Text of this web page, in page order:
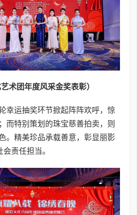
术团年度风采金奖表彰）
幸运抽奖环节掀起阵阵欢呼，惊
而特别策划的珠宝慈善拍卖，则
。精美珍品承载善意，彰显丽影
会责任担当。